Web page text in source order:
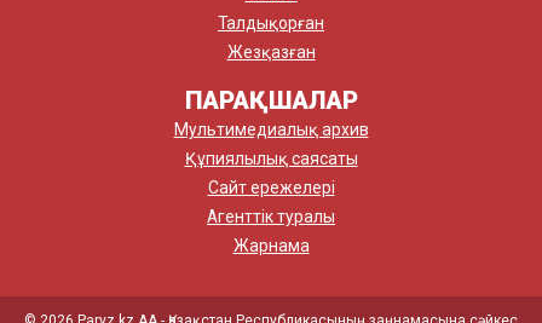
Талдықорған
Жезқазған
ПАРАҚШАЛАР
Мультимедиалық архив
Құпиялылық саясаты
Сайт ережелері
Агенттік туралы
Жарнама